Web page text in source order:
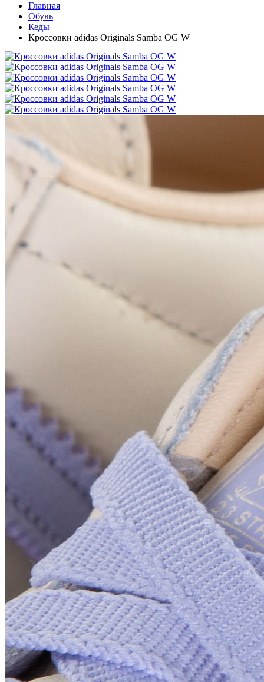
Главная
Обувь
Кеды
Кроссовки adidas Originals Samba OG W